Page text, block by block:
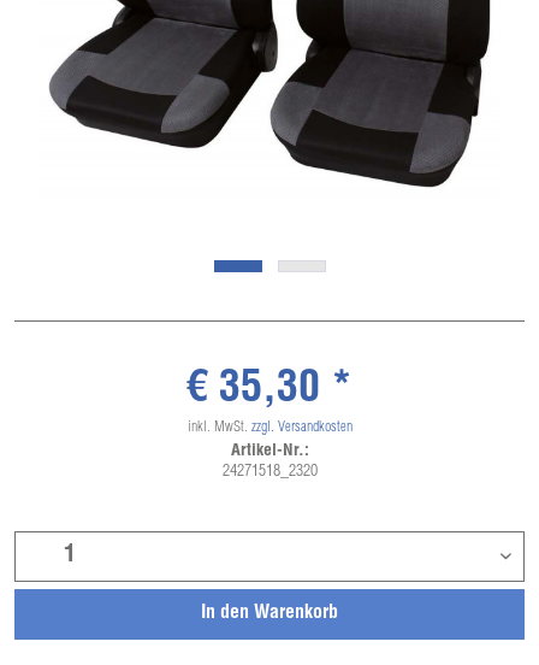
In den Warenkorb
€ 35,30 *
inkl. MwSt. zzgl. Versandkosten
Artikel-Nr.:
24271518_2320